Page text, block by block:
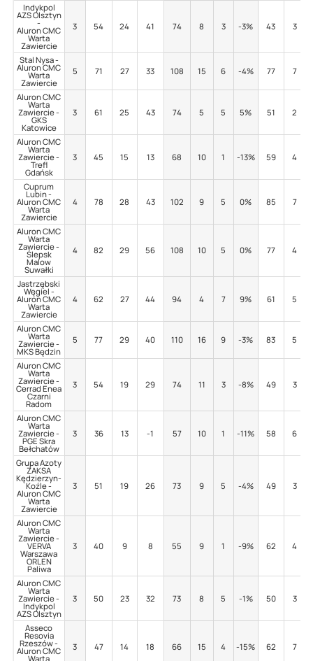
Indykpol
AZS Olsztyn
-
Aluron CMC
Warta
Zawiercie
3 54 24 41 74 8 3 -3% 43 3
Stal Nysa -
Aluron CMC
Warta
Zawiercie
5 71 27 33 108 15 6 -4% 77 7
Aluron CMC
Warta
Zawiercie -
GKS
Katowice
3 61 25 43 74 5 5 5% 51 2
Aluron CMC
Warta
Zawiercie -
Trefl
Gdańsk
3 45 15 13 68 10 1 -13% 59 4
Cuprum
Lubin -
Aluron CMC
Warta
Zawiercie
4 78 28 43 102 9 5 0% 85 7
Aluron CMC
Warta
Zawiercie -
Ślepsk
Malow
Suwałki
4 82 29 56 108 10 5 0% 77 4
Jastrzębski
Węgiel -
Aluron CMC
Warta
Zawiercie
4 62 27 44 94 4 7 9% 61 5
Aluron CMC
Warta
Zawiercie -
MKS Będzin
5 77 29 40 110 16 9 -3% 83 5
Aluron CMC
Warta
Zawiercie -
Cerrad Enea
Czarni
Radom
3 54 19 29 74 11 3 -8% 49 3
Aluron CMC
Warta
Zawiercie -
PGE Skra
Bełchatów
3 36 13 -1 57 10 1 -11% 58 6
Grupa Azoty
ZAKSA
Kędzierzyn-
Koźle -
Aluron CMC
Warta
Zawiercie
3 51 19 26 73 9 5 -4% 49 3
Aluron CMC
Warta
Zawiercie -
VERVA
Warszawa
ORLEN
Paliwa
3 40 9 8 55 9 1 -9% 62 4
Aluron CMC
Warta
Zawiercie -
Indykpol
AZS Olsztyn
3 50 23 32 73 8 5 -1% 50 3
Asseco
Resovia
Rzeszów -
Aluron CMC
Warta
3 47 14 18 66 15 4 -15% 62 7